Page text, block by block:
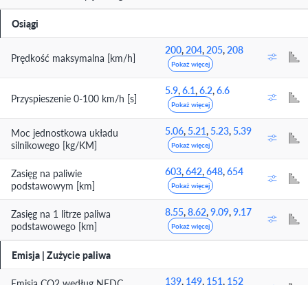
Osiągi
Prędkość maksymalna [km/h]
200,204,205,208
Pokaż więcej
Przyspieszenie 0-100 km/h [s]
5.9,6.1,6.2,6.6
Pokaż więcej
Moc jednostkowa układu
silnikowego [kg/KM]
5.06, 5.21, 5.23, 5.39
Pokaż więcej
Zasięg na paliwie
podstawowym [km]
603,642,648,654
Pokaż więcej
Zasięg na 1 litrze paliwa
podstawowego [km]
8.55,8.62,9.09,9.17
Pokaż więcej
Emisja | Zużycie paliwa
139, 149, 151, 152